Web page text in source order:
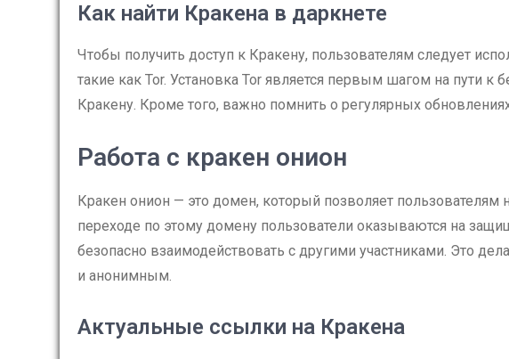
Как найти Кракена в даркнете
Чтобы получить доступ к Кракену, пользователям следует
такие как Tor. Установка Tor является первым шагом на пути к
Кракену. Кроме того, важно помнить о регулярных
Работа с кракен онион
Кракен онион — это домен, который позволяет пользователям
переходе по этому домену пользователи оказываются на
безопасно взаимодействовать с другими участниками. Это
и анонимным.
Актуальные ссылки на Кракена